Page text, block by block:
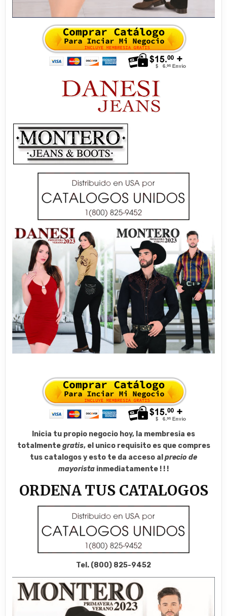
Inicia tu propio negocio hoy, la membresia es
totalmentegratis, el unico requisito es que compres
tus catalogos y esto te da acceso al precio de
mayorista inmediatamente ! ! !
ORDENA TUS CATALOGOS
Tel. (800) 825-9452